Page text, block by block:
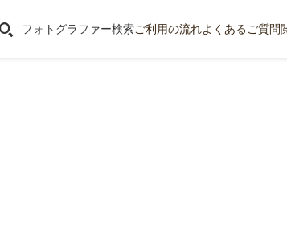
フォトグラファー検索ご利用の流れよくあるご質問